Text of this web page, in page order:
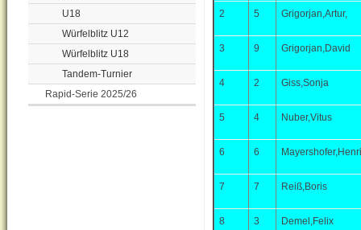
U18
Würfelblitz U12
Würfelblitz U18
Tandem-Turnier
Rapid-Serie 2025/26
2 5 Grigorjan,Artur,
3 9 Grigorjan,David
4 2 Giss,Sonja
5 4 Nuber,Vitus
6 6
7 7 Reiß,Boris
8 3 Demel,Felix